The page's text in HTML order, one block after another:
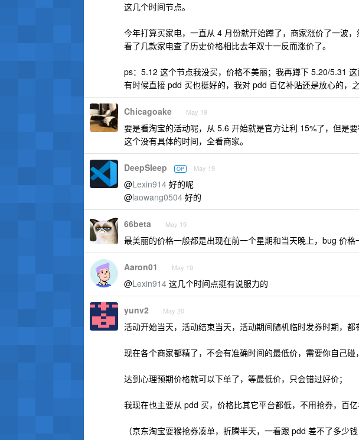
这几个时间节点。
今年打算买家电，一直从 4 月份就开始蹲了，商家涨价了一波
看了几款家电查了历史价格相比去年双十一反而涨价了。
ps：5.12 这个节点我没买，价格不美丽；我再蹲下 5.20/5.31 这
有时候直接 pdd 买也挺好的，我对 pdd 百亿补贴还是放心的，
Chicagoake May 19
要是看淘宝的活动呢，从 5.6 开始就是官方让利 15%了，但是
这个没有具体的时间，全看商家。
DeepSIeep OP May 19
@Lexin914 好的呢
@laowang0504 好的
66beta May 19
最美丽的价格一般都是出现在前一个星期和当天晚上，bug 价格
Aaron01 May 19
@Lexin914 这几个时间点挺有说服力的
yunv2 May 20
活动开始当天，活动结束当天，活动期间随机临时发券时期，都
现在各个商家都精了，不会有准确时间的最低价，需要你自己碰
达到心理预期价格就可以下单了，等最低价，只会错过好价；
我现在也主要从 pdd 买，价格比其它平台都低，不用抢券，百亿
（京东淘宝耍猴抢券凑单，折腾半天，一看跟 pdd 差不了多少